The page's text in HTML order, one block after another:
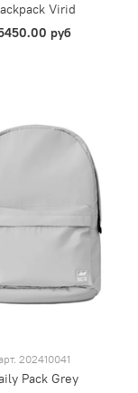
Virid
руб
202410041
Pack Grey